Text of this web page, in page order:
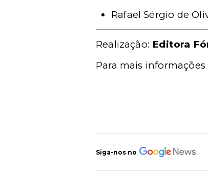
Rafael Sérgio de
Realização: Editora
Para mais informações
Siga-nos no